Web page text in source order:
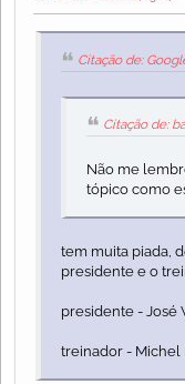
Citação de:
Citação de:
Não me
tópico como
tem muita piada,
presidente e o
presidente - José
treinador -